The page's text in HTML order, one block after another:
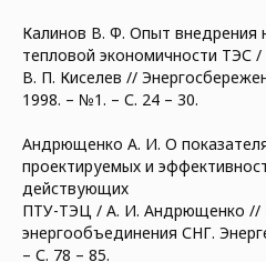
Калинов В. Ф. Опыт внедрения
тепловой экономичности ТЭС
В. П. Киселев //
1998. – №1. – С. 24 – 30.
Андрющенко А. И. О
проектируемых и
действующих
ПТУ-ТЭЦ / А. И. Андрющенко //
энергообъединения СНГ.
– С. 78 – 85.